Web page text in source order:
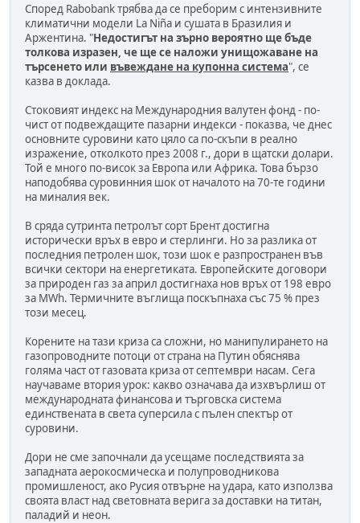
Според Rabobank трябва да се преборим с интензивните
климатични модели La Niña и сушата в Бразилия и
Аржентина. "Недостигът на зърно вероятно ще бъде
толкова изразен, че ще се наложи унищожаване на
търсенето или въвеждане на купонна система", се
казва в доклада.
Стоковият индекс на Международния валутен фонд - по-
чист от подвеждащите пазарни индекси - показва, че днес
основните суровини като цяло са по-скъпи в реално
изражение, отколкото през 2008 г., дори в щатски долари.
Той е много по-висок за Европа или Африка. Това бързо
наподобява суровинния шок от началото на 70-те години
на миналия век.
В сряда сутринта петролът сорт Брент достигна
исторически връх в евро и стерлинги. Но за разлика от
последния петролен шок, този шок е разпространен във
всички сектори на енергетиката. Европейските договори
за природен газ за април достигнаха нов връх от 198 евро
за MWh. Термичните въглища поскъпнаха със 75 % през
този месец.
Корените на тази криза са сложни, но манипулирането на
газопроводните потоци от страна на Путин обяснява
голяма част от газовата криза от септември насам. Сега
научаваме втория урок: какво означава да изхвърлиш от
международната финансова и търговска система
единствената в света суперсила с пълен спектър от
суровини.
Дори не сме започнали да усещаме последствията за
западната аерокосмическа и полупроводникова
промишленост, ако Русия отвърне на удара, като използва
своята власт над световната верига за доставки на титан,
паладий и неон.